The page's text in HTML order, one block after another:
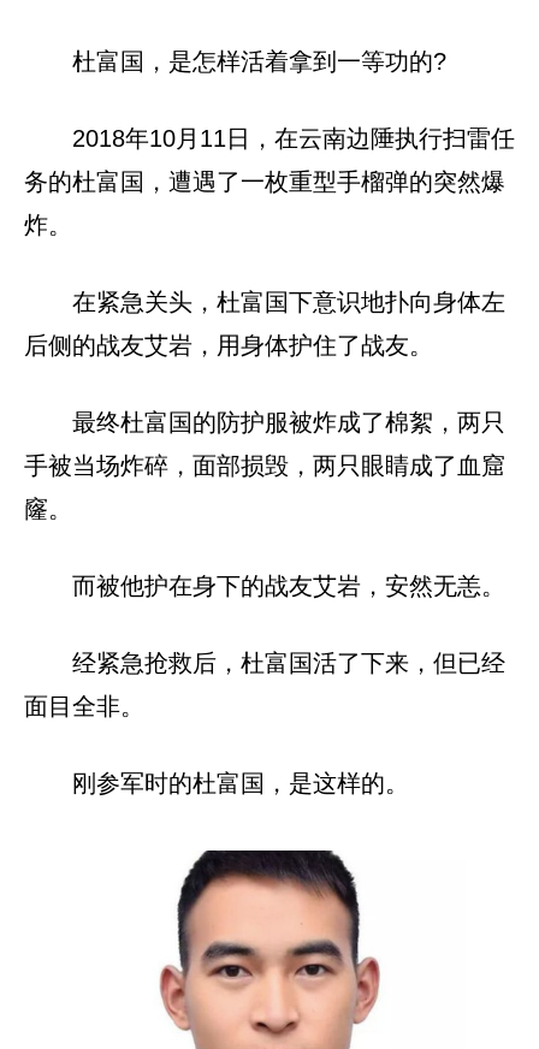
杜富国，是怎样活着拿到一等功的?
2018年10月11日，在云南边陲执行扫雷任
务的杜富国，遭遇了一枚重型手榴弹的突然爆
炸。
在紧急关头，杜富国下意识地扑向身体左
后侧的战友艾岩，用身体护住了战友。
最终杜富国的防护服被炸成了棉絮，两只
手被当场炸碎，面部损毁，两只眼睛成了血窟
窿。
而被他护在身下的战友艾岩，安然无恙。
经紧急抢救后，杜富国活了下来，但已经
面目全非。
刚参军时的杜富国，是这样的。